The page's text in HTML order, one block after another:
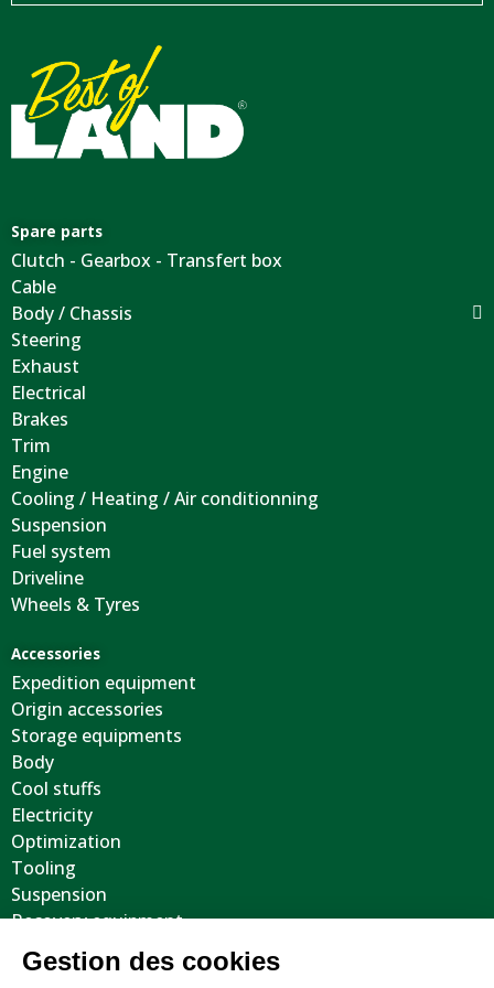
Spare parts
Clutch - Gearbox - Transfert box
Cable
Body / Chassis
Steering
Exhaust
Electrical
Brakes
Trim
Engine
Cooling / Heating / Air conditionning
Suspension
Fuel system
Driveline
Wheels & Tyres
Accessories
Expedition equipment
Origin accessories
Storage equipments
Body
Cool stuffs
Electricity
Optimization
Tooling
Suspension
Recovery equipment
Body protections
Steering wheels